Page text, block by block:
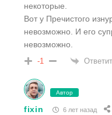
некоторые.
Вот у Пречистого
невозможно. И его
невозможно.
-1
Автор
fixin 6 лет назад